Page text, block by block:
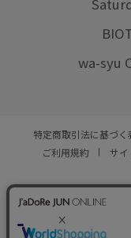
wa-syu
特定商取引法に基づく
ご利用規約
サイ
© JUN